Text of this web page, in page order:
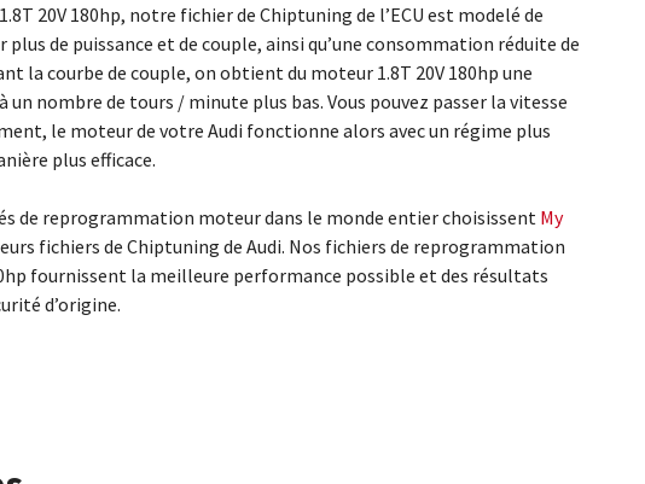
20V 180hp, notre fichier de Chiptuning de l’ECU est modelé de
de puissance et de couple, ainsi qu’une consommation réduite de
la courbe de couple, on obtient du moteur 1.8T 20V 180hp une
un nombre de tours / minute plus bas. Vous pouvez passer la vitesse
le moteur de votre Audi fonctionne alors avec un régime plus
plus efficace.
de reprogrammation moteur dans le monde entier choisissent My
fichiers de Chiptuning de Audi. Nos fichiers de reprogrammation
fournissent la meilleure performance possible et des résultats
d’origine.